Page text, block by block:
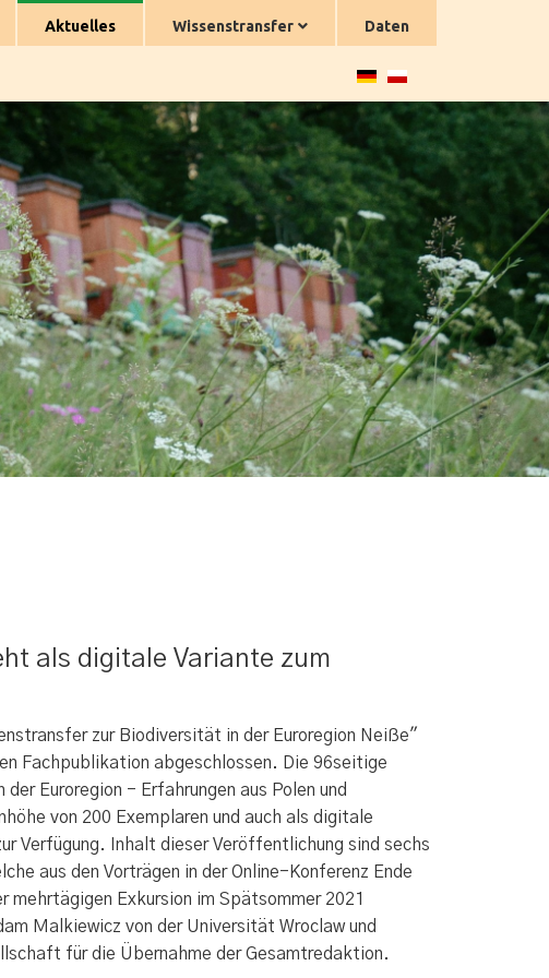
Aktuelles Wissenstransfer Daten
als digitale Variante zum
zur Biodiversität in der Euroregion Neiße"
Fachpublikation abgeschlossen. Die 96seitige
Euroregion - Erfahrungen aus Polen und
von 200 Exemplaren und auch als digitale
Verfügung. Inhalt dieser Veröffentlichung sind sechs
aus den Vorträgen in der Online-Konferenz Ende
mehrtägigen Exkursion im Spätsommer 2021
Malkiewicz von der Universität Wroclaw und
für die Übernahme der Gesamtredaktion.